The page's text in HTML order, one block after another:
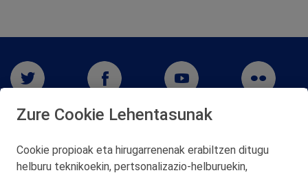
Zure Cookie Lehentasunak
Cookie propioak eta hirugarrenenak erabiltzen ditugu
helburu teknikoekin, pertsonalizazio‑helburuekin,